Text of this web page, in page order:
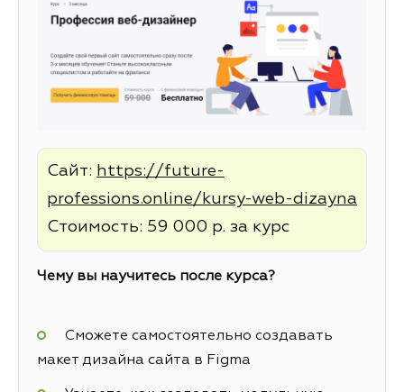
Сайт: https://future-
professions.online/kursy-web-dizayna
Стоимость: 59 000 р. за курс
Чему вы научитесь после курса?
Сможете самостоятельно создавать
макет дизайна сайта в Figma